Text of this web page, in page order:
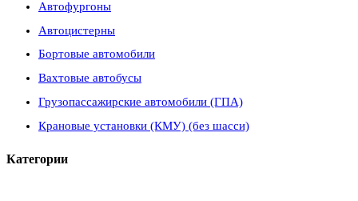
Автофургоны
Автоцистерны
Бортовые автомобили
Вахтовые автобусы
Грузопассажирские автомобили (ГПА)
Крановые установки (КМУ) (без шасси)
Категории